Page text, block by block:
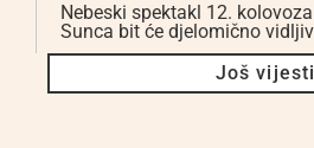
Nebeski spektakl 12.
Sunca bit će djelomično
Još vijesti